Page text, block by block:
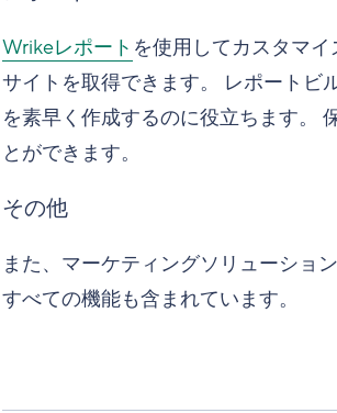
Wrikeレポート を使用してカスタマ
サイトを取得できます。 レポートビ
を素早く作成するのに役立ちます。
とができます。
その他
また、マーケティングソリューショ
すべての機能も含まれています。